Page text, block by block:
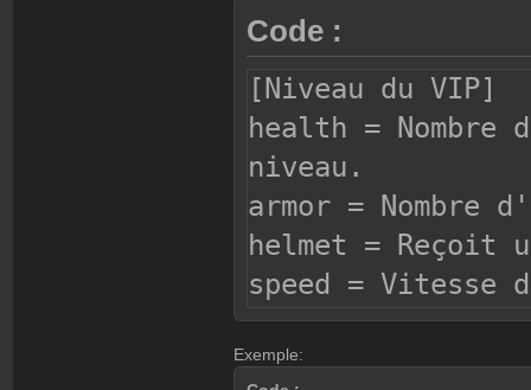
Code :
[Niveau du VIP]
health = Nombre
niveau.
armor = Nombre
helmet = Reçoit
speed = Vitesse
gravity =
defuser = Reçoit
Exemple: